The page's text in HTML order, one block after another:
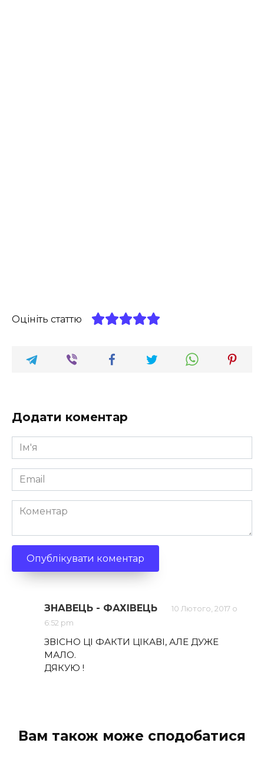
Оцініть статтю
Додати коментар
Ім'я
*
Email
*
Коментар
ЗНАВЕЦЬ - ФАХІВЕЦЬ
10 Лютого, 2017 о
6:52 pm
ЗВІСНО ЦІ ФАКТИ ЦІКАВІ, АЛЕ ДУЖЕ
МАЛО.
ДЯКУЮ !
Вам також може сподобатися